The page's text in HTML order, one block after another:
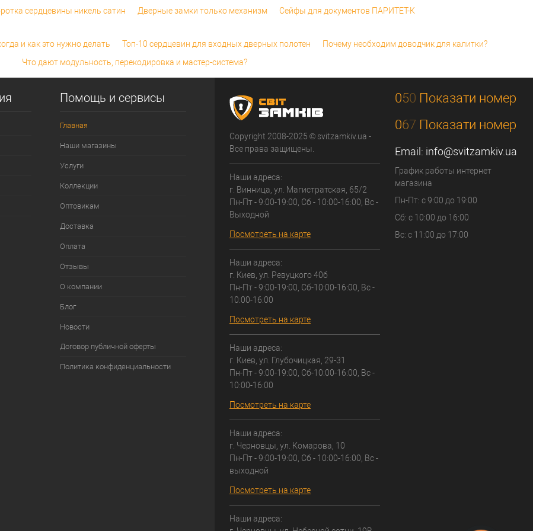
сердцевины никель сатин
Дверные замки только механизм Сейфы для документов ПАРИТЕТ-К
и как это нужно делать Топ-10 сердцевин для входных дверных полотен
Почему необходим доводчик для калитки?
Что дают модульность, перекодировка и мастер-система?
Помощь и сервисы
Главная
Наши магазины
Услуги
Коллекции
Оптовикам
Доставка
Оплата
Отзывы
О компании
Блог
Новости
Договор публичной оферты
Политика конфиденциальности
Copyright 2008-2025 © svitzamkiv.ua -
Все права защищены.
Наши адреса:
г. Винница, ул. Магистратская, 65/2
Пн-Пт - 9:00-19:00, Сб - 10:00-16:00, Вс -
Выходной
Посмотреть на карте
Наши адреса:
г. Киев, ул. Ревуцкого 40б
Пн-Пт - 9:00-19:00, Сб-10:00-16:00, Вс -
10:00-16:00
Посмотреть на карте
Наши адреса:
г. Киев, ул. Глубочицкая, 29-31
Пн-Пт - 9:00-19:00, Сб-10:00-16:00, Вс -
10:00-16:00
Посмотреть на карте
Наши адреса:
г. Черновцы, ул. Комарова, 10
Пн-Пт - 9:00-19:00, Сб - 10:00-16:00, Вс -
выходной
Посмотреть на карте
Наши адреса:
050 Показати номер
067 Показати номер
Email: info@svitzamkiv.ua
График работы интернет
магазина
Пн-Пт: с 9:00 до 19:00
Сб: с 10:00 до 16:00
Вс: с 11:00 до 17:00